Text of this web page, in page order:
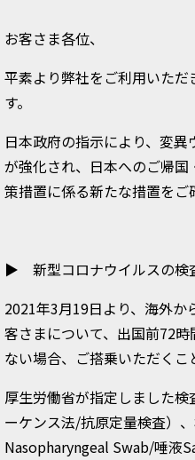
お客さま各位、
平素より弊社をご利用いた
す。
日本政府の指示により、変
が強化され、日本へのご帰
策措置に係る新たな措置をご
▶ 新型コロナウイルスの検
2021年3月19日より、海外か
客さまについて、出国前72
ない場合、ご搭乗いただくこ
厚生労働省が指定しました
ーケンス法/抗原定量検査）
Nasopharyngeal Swab/唾液